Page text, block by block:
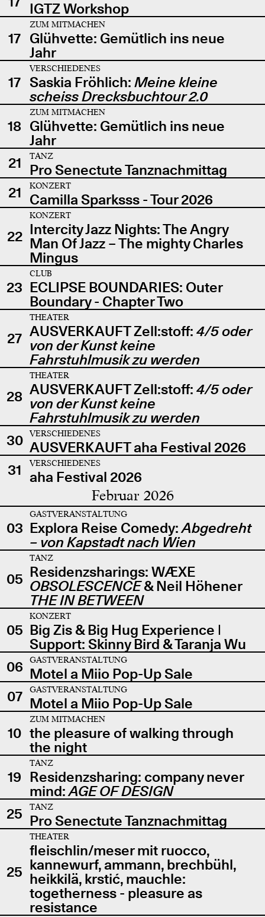
IGTZ Workshop
17
ZUM MITMACHEN
Glühvette: Gemütlich ins neue
Jahr
17
VERSCHIEDENES
Saskia Fröhlich: Meine kleine
scheiss Drecksbuchtour 2.0
18
ZUM MITMACHEN
Glühvette: Gemütlich ins neue
Jahr
21
TANZ
Pro Senectute Tanznachmittag
21
KONZERT
Camilla Sparksss - Tour 2026
22
KONZERT
Intercity Jazz Nights: The Angry
Man Of Jazz – The mighty Charles
Mingus
23
CLUB
ECLIPSE BOUNDARIES: Outer
Boundary - Chapter Two
27
THEATER
AUSVERKAUFT Zell:stoff: 4/5 oder
von der Kunst keine
Fahrstuhlmusik zu werden
28
THEATER
AUSVERKAUFT Zell:stoff: 4/5 oder
von der Kunst keine
Fahrstuhlmusik zu werden
30
VERSCHIEDENES
AUSVERKAUFT aha Festival 2026
31
VERSCHIEDENES
aha Festival 2026
Februar 2026
03
GASTVERANSTALTUNG
Explora Reise Comedy:Abgedreht
– von Kapstadt nach Wien
05
TANZ
Residenzsharings: WÆXE
OBSOLESCENCE& Neil Höhener
THE IN BETWEEN
05
KONZERT
Big Zis & Big Hug Experience |
Support: Skinny Bird & Taranja Wu
06
GASTVERANSTALTUNG
Motel a Miio Pop-Up Sale
07
GASTVERANSTALTUNG
Motel a Miio Pop-Up Sale
10
ZUM MITMACHEN
the pleasure of walking through
the night
19
TANZ
Residenzsharing: company never
mind:AGE OF DESIGN
25
TANZ
Pro Senectute Tanznachmittag
25
THEATER
fleischlin/meser mit ruocco,
kannewurf, ammann, brechbühl,
heikkilä, krstić, mauchle:
togetherness - pleasure as
resistance